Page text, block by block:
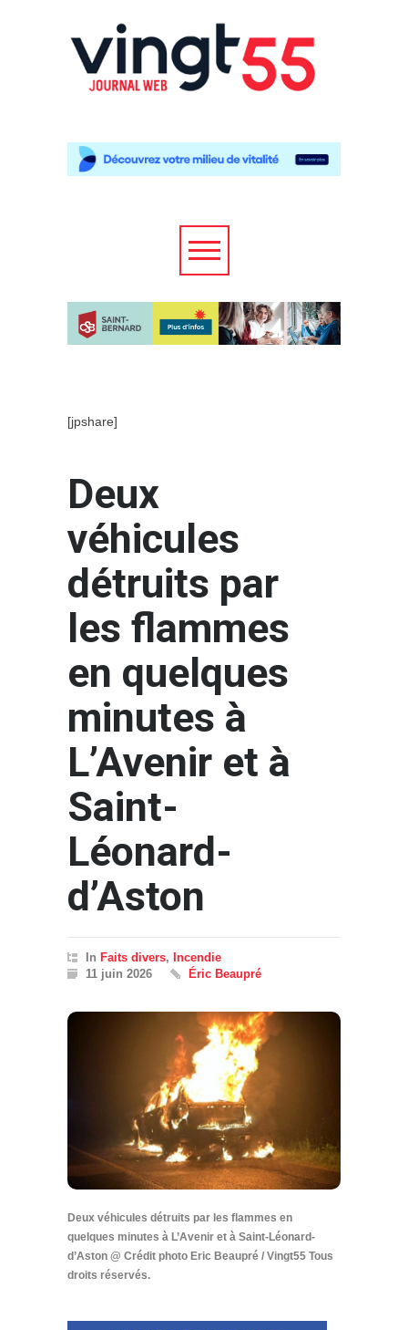
[jpshare]
Deux
véhicules
détruits par
les flammes
en quelques
minutes à
L’Avenir et à
Saint-
Léonard-
d’Aston
In Faits divers, Incendie
11 juin 2026
Éric Beaupré
Deux véhicules détruits par les flammes en
quelques minutes à L’Avenir et à Saint-Léonard-
d’Aston @ Crédit photo Eric Beaupré / Vingt55 Tous
droits réservés.